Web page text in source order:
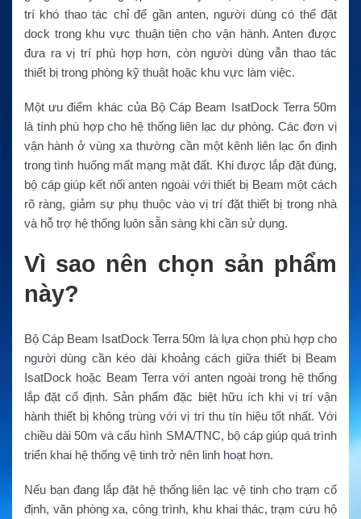
trí khó thao tác chỉ để gần anten, người dùng có thể đặt
dock trong khu vực thuận tiện cho vận hành. Anten được
đưa ra vị trí phù hợp hơn, còn người dùng vẫn thao tác
thiết bị trong phòng kỹ thuật hoặc khu vực làm việc.
Một ưu điểm khác của Bộ Cáp Beam IsatDock Terra 50m
là tính phù hợp cho hệ thống liên lạc dự phòng. Các đơn vị
vận hành ở vùng xa thường cần một kênh liên lạc ổn định
trong tình huống mất mạng mặt đất. Khi được lắp đặt đúng,
bộ cáp giúp kết nối anten ngoài với thiết bị Beam một cách
rõ ràng, giảm sự phụ thuộc vào vị trí đặt thiết bị trong nhà
và hỗ trợ hệ thống luôn sẵn sàng khi cần sử dụng.
Vì sao nên chọn sản phẩm
này?
Bộ Cáp Beam IsatDock Terra 50m là lựa chọn phù hợp cho
người dùng cần kéo dài khoảng cách giữa thiết bị Beam
IsatDock hoặc Beam Terra với anten ngoài trong hệ thống
lắp đặt cố định. Sản phẩm đặc biệt hữu ích khi vị trí vận
hành thiết bị không trùng với vị trí thu tín hiệu tốt nhất. Với
chiều dài 50m và cấu hình SMA/TNC, bộ cáp giúp quá trình
triển khai hệ thống vệ tinh trở nên linh hoạt hơn.
Nếu bạn đang lắp đặt hệ thống liên lạc vệ tinh cho trạm cố
định, văn phòng xa, công trình, khu khai thác, trạm cứu hộ